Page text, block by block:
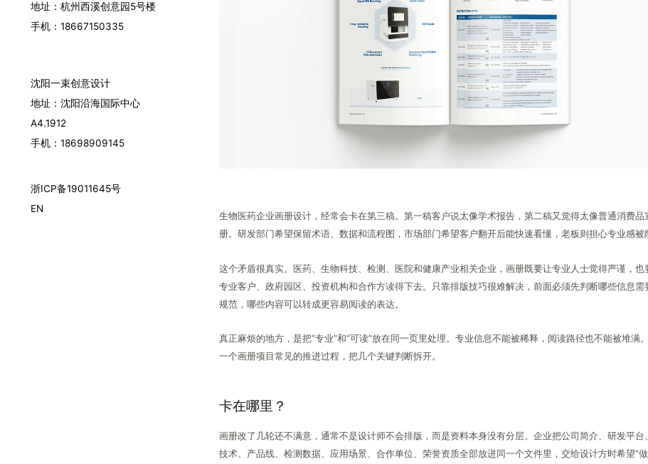
地址：杭州西溪创意园5号楼
手机：18667150335
沈阳一束创意设计
地址：沈阳沿海国际中心
A4.1912
手机：18698909145
浙ICP备19011645号
EN
生物医药企业画册设计，经常会卡在第三稿。第一稿客户说太像学术报告，第二稿又觉得太像普通消费品
册。研发部门希望保留术语、数据和流程图，市场部门希望客户翻开后能快速看懂，老板则担心专业感被
这个矛盾很真实。医药、生物科技、检测、医院和健康产业相关企业，画册既要让专业人士觉得严谨，也
专业客户、政府园区、投资机构和合作方读得下去。只靠排版技巧很难解决，前面必须先判断哪些信息需
规范，哪些内容可以转成更容易阅读的表达。
真正麻烦的地方，是把“专业”和“可读”放在同一页里处理。专业信息不能被稀释，阅读路径也不能被堆满
一个画册项目常见的推进过程，把几个关键判断拆开。
卡在哪里？
画册改了几轮还不满意，通常不是设计师不会排版，而是资料本身没有分层。企业把公司简介、研发平台
技术、产品线、检测数据、应用场景、合作单位、荣誉资质全部放进同一个文件里，交给设计方时希望“